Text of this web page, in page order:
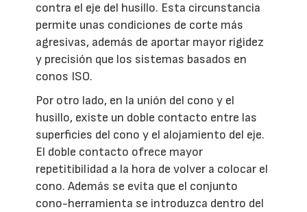
contra el eje del husillo. Esta circunstancia
permite unas condiciones de corte más
agresivas, además de aportar mayor rigidez
y precisión que los sistemas basados en
conos ISO.
Por otro lado, en la unión del cono y el
husillo, existe un doble contacto entre las
superficies del cono y el alojamiento del eje.
El doble contacto ofrece mayor
repetitibilidad a la hora de volver a colocar el
cono. Además se evita que el conjunto
cono-herramienta se introduzca dentro del